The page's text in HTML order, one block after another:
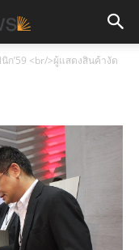
ก’59 <br/>ผู้แสดงสินค้างัด